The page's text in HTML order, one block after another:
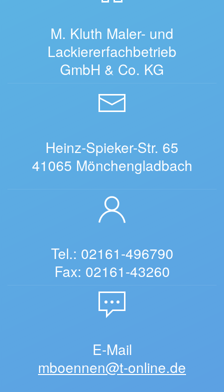
M. Kluth Maler- und
Lackiererfachbetrieb
GmbH & Co. KG
Heinz-Spieker-Str. 65
41065 Mönchengladbach
Tel.: 02161-496790
Fax: 02161-43260
E-Mail
mboennen@t-online.de